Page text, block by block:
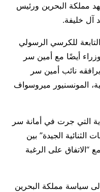
مملكة البحرين ورئيس
آل خليفة.
للكرسي الرسولي
أيضًا مع أمين سر
يرافقه نائب أمين سر
المونسنيور ميروسواف
التي جرت في أمانة سر
الثنائية الجيدة” بين
“الاتفاق على الرغبة
سياسة مملكة البحرين